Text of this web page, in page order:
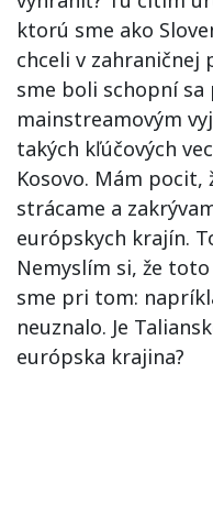
ktorú sme ako
chceli v zahraničnej
sme boli schopní
mainstreamovým
takých kľúčových
Kosovo. Mám
strácame a
európskych krajín.
Nemyslím si, že
sme pri tom:
neuznalo. Je
európska krajina?